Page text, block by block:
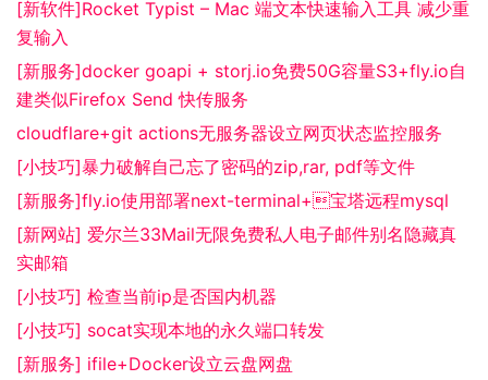
[新软件]Rocket Typist – Mac 端文本快速输入工具 减少重
复输入
[新服务]docker goapi + storj.io免费50G容量S3+fly.io自
建类似Firefox Send 快传服务
cloudflare+git actions无服务器设立网页状态监控服务
[小技巧]暴力破解自己忘了密码的zip,rar, pdf等文件
[新服务]fly.io使用部署next-terminal+宝塔远程mysql
[新网站] 爱尔兰33Mail无限免费私人电子邮件别名隐藏真
实邮箱
[小技巧] 检查当前ip是否国内机器
[小技巧] socat实现本地的永久端口转发
[新服务] ifile+Docker设立云盘网盘